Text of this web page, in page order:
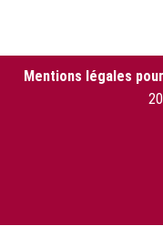
Mentions légales